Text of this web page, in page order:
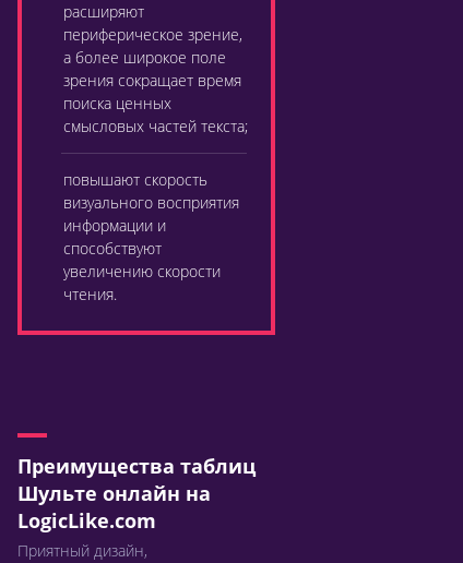
расширяют
периферическое зрение,
а более широкое поле
зрения сокращает время
поиска ценных
смысловых частей текста;
повышают скорость
визуального восприятия
информации и
способствуют
увеличению скорости
чтения.
Преимущества таблиц
Шульте онлайн на
LogicLike.com
Приятный дизайн,